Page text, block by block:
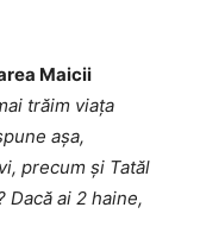
Maicii
trăim viața
așa,
precum și Tatăl
Dacă ai 2 haine,